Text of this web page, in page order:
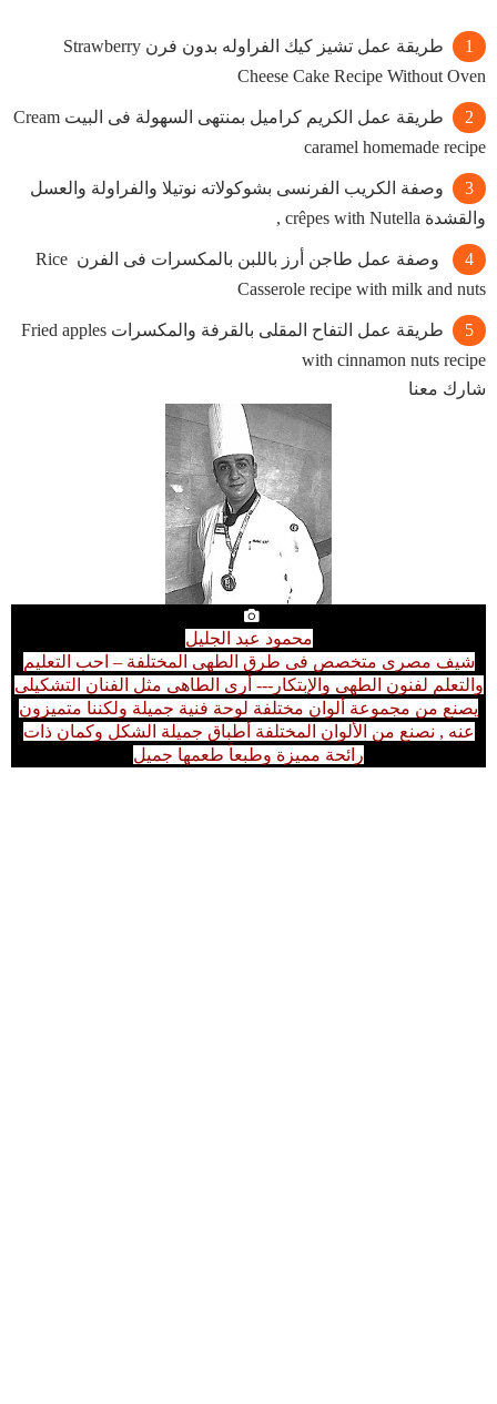
طريقة عمل تشيز كيك الفراوله بدون فرن Strawberry
Cheese Cake Recipe Without Oven
طريقة عمل الكريم كراميل بمنتهى السهولة فى البيت Cream
caramel homemade recipe
وصفة الكريب الفرنسى بشوكولاته نوتيلا والفراولة والعسل
والقشدة crêpes with Nutella ,
وصفة عمل طاجن أرز باللبن بالمكسرات فى الفرن Rice
Casserole recipe with milk and nuts
طريقة عمل التفاح المقلى بالقرفة والمكسرات Fried apples
with cinnamon nuts recipe
شارك معنا
محمود عبد الجليل
شيف مصرى متخصص فى طرق الطهى المختلفة – احب التعليم
والتعلم لفنون الطهى والإبتكار--- أرى الطاهى مثل الفنان التشكيلى
يصنع من مجموعة ألوان مختلفة لوحة فنية جميلة ولكننا متميزون
عنه , نصنع من الألوان المختلفة أطباق جميلة الشكل وكمان ذات
رائحة مميزة وطبعاً طعمها جميل